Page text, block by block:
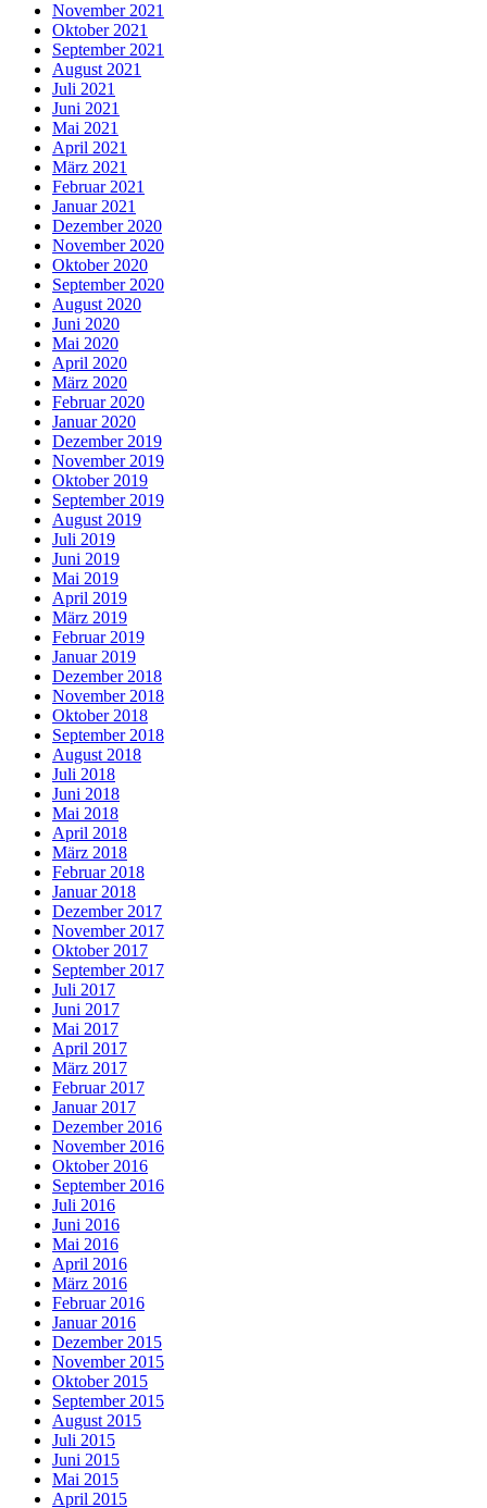
November 2021
Oktober 2021
September 2021
August 2021
Juli 2021
Juni 2021
Mai 2021
April 2021
März 2021
Februar 2021
Januar 2021
Dezember 2020
November 2020
Oktober 2020
September 2020
August 2020
Juni 2020
Mai 2020
April 2020
März 2020
Februar 2020
Januar 2020
Dezember 2019
November 2019
Oktober 2019
September 2019
August 2019
Juli 2019
Juni 2019
Mai 2019
April 2019
März 2019
Februar 2019
Januar 2019
Dezember 2018
November 2018
Oktober 2018
September 2018
August 2018
Juli 2018
Juni 2018
Mai 2018
April 2018
März 2018
Februar 2018
Januar 2018
Dezember 2017
November 2017
Oktober 2017
September 2017
Juli 2017
Juni 2017
Mai 2017
April 2017
März 2017
Februar 2017
Januar 2017
Dezember 2016
November 2016
Oktober 2016
September 2016
Juli 2016
Juni 2016
Mai 2016
April 2016
März 2016
Februar 2016
Januar 2016
Dezember 2015
November 2015
Oktober 2015
September 2015
August 2015
Juli 2015
Juni 2015
Mai 2015
April 2015